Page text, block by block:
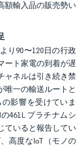
額輸入品の販売勢い
り90〜120日の行政
ート家電の到着が遅
ャネルは引き続き禁
唯一の輸送ルートと
影響を受けていま
461L プラチナムシ
ていると報告してい
高度なIoT（モノの